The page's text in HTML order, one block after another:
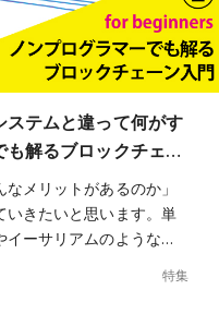
テムと違って何がす
も解るブロックチェ…
メリットがあるのか」
いきたいと思います。単
イーサリアムのような…
特集